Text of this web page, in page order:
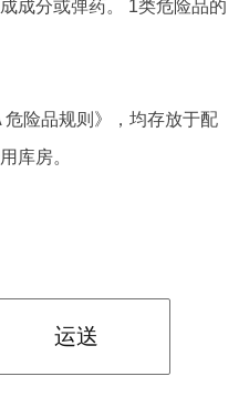
成分或弹药。 1类危险品的
险品规则》，均存放于配
库房。
运送